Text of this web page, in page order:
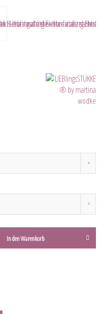
In denWarenkorb